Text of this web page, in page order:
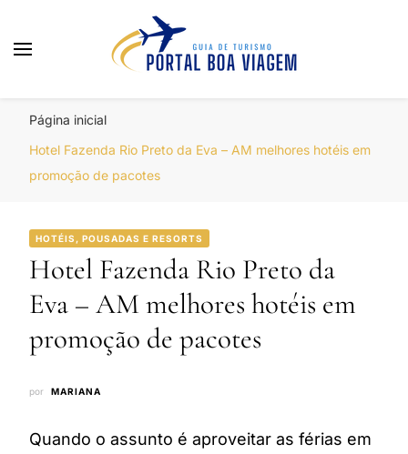
Página inicial
Hotel Fazenda Rio Preto da Eva – AM melhores hotéis em
promoção de pacotes
HOTÉIS, POUSADAS E RESORTS
Hotel Fazenda Rio Preto da
Eva – AM melhores hotéis em
promoção de pacotes
por MARIANA
Quando o assunto é aproveitar as férias em